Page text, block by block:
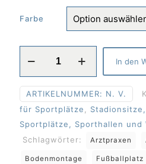
Farbe
Klappsitze
als
Bank
Menge
In den
ARTIKELNUMMER: N. V.
für Sportplätze
Sportplätze, Sporthallen und
Schlagwörter:
Arztpraxen
Bodenmontage Fußballplatz